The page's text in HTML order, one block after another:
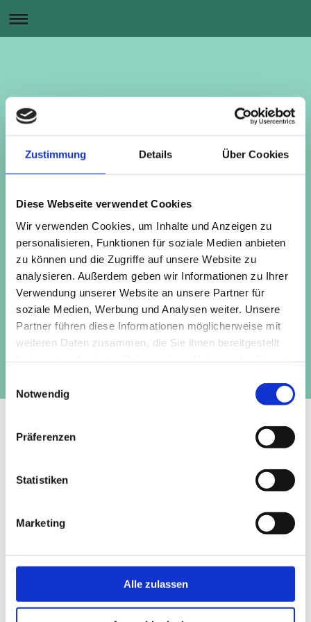
Zustimmung Details Über Cookies
Diese Webseite verwendet Cookies
Wir verwenden Cookies, um Inhalte und Anzeigen zu
personalisieren, Funktionen für soziale Medien anbieten
zu können und die Zugriffe auf unsere Website zu
analysieren. Außerdem geben wir Informationen zu Ihrer
Verwendung unserer Website an unsere Partner für
soziale Medien, Werbung und Analysen weiter. Unsere
Partner führen diese Informationen möglicherweise mit
weiteren Daten zusammen, die Sie ihnen bereitgestellt
Notwendig
Präferenzen
Statistiken
Marketing
Alle zulassen
WENN WIR DAS FLÜSTERN DES KÖRPERS NICHT HÖREN, BEGINNT ER ZU SCHREIEN.
8010 GRAZ